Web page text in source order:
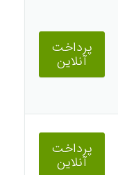
پرداخت
آنلاین
پرداخت
آنلاین